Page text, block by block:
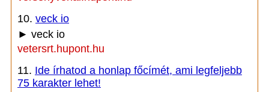
10. veck io
► veck io
vetersrt.hupont.hu
11. Ide írhatod a honlap főcímét, ami legfeljebb
75 karakter lehet!